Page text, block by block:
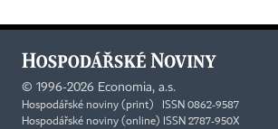
© 1996-2026 Economia, a.s.
Hospodářské noviny (print) ISSN 0862-9587
Hospodářské noviny (online) ISSN 2787-950X